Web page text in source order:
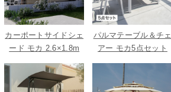
カーポートサイドシェ
ード モカ 2.6×1.8m
パルマテーブル＆チェ
アー モカ5点セット